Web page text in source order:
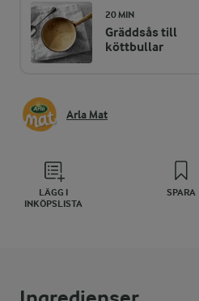
20 MIN
Gräddsås till
köttbullar
Arla Mat
LÄGG I
INKÖPSLISTA
SPARA